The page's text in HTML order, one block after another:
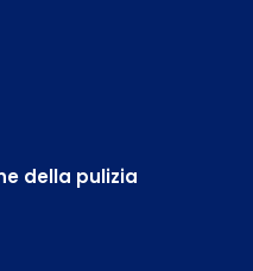
della pulizia